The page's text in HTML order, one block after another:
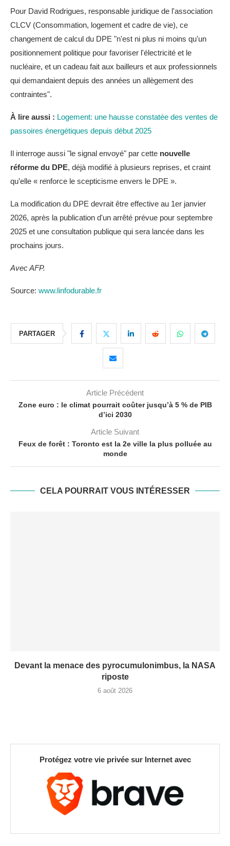
Pour David Rodrigues, responsable juridique de l'association
CLCV (Consommation, logement et cadre de vie), ce
changement de calcul du DPE "n'est ni plus ni moins qu'un
positionnement politique pour favoriser l'électricité et le
nucléaire, et un cadeau fait aux bailleurs et aux professionnels
qui demandaient depuis des années un allègement des
contraintes".
À lire aussi : Logement: une hausse constatée des ventes de
passoires énergétiques depuis début 2025
Il interroge aussi "le signal envoyé" par cette nouvelle
réforme du DPE, déjà modifié à plusieurs reprises, et craint
qu’elle « renforce le scepticisme envers le DPE ».
La modification du DPE devrait être effective au 1er janvier
2026, après la publication d'un arrêté prévue pour septembre
2025 et une consultation publique qui sera lancée dans les
prochains jours.
Avec AFP.
Source: www.linfodurable.fr
PARTAGER
Article Précédent
Zone euro : le climat pourrait coûter jusqu’à 5 % de PIB
d’ici 2030
Article Suivant
Feux de forêt : Toronto est la 2e ville la plus polluée au
monde
CELA POURRAIT VOUS INTÉRESSER
Devant la menace des pyrocumulonimbus, la NASA
riposte
6 août 2026
Protégez votre vie privée sur Internet avec